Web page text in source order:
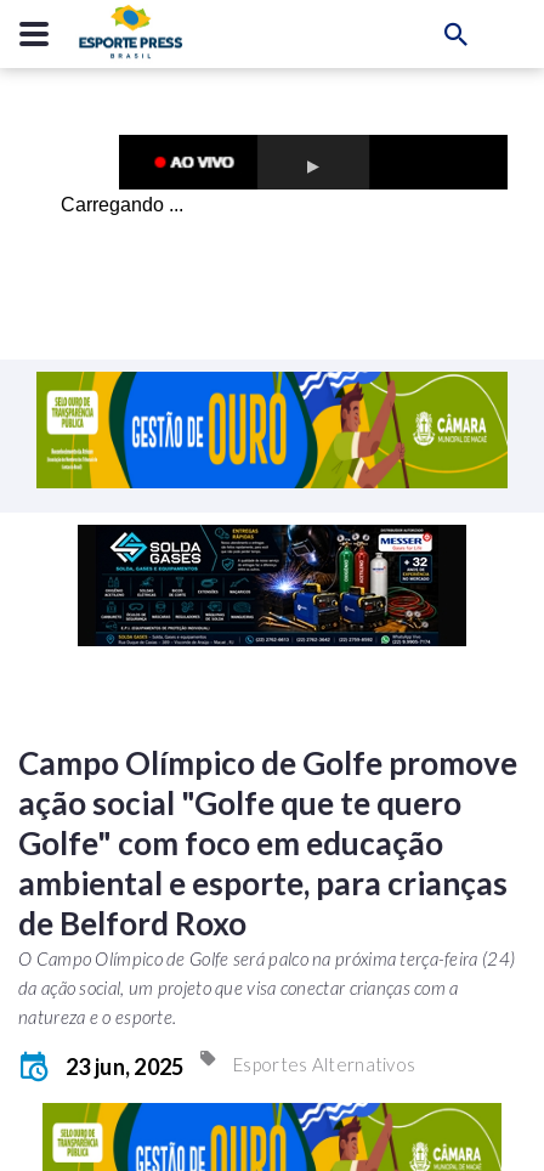
Campo Olímpico de Golfe promove
ação social "Golfe que te quero
Golfe" com foco em educação
ambiental e esporte, para crianças
de Belford Roxo
O Campo Olímpico de Golfe será palco na próxima terça-feira (24)
da ação social, um projeto que visa conectar crianças com a
natureza e o esporte.
23 jun, 2025 Esportes Alternativos